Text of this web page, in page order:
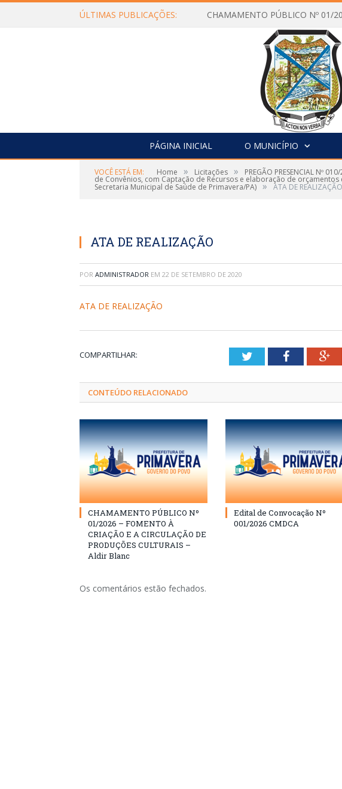
ÚLTIMAS PUBLICAÇÕES:
PÁGINA INICIAL O MUNICÍPIO
VOCÊ ESTÁ EM: Home » Licitações » PREGÃO PRESENCIAL Nº
de Convênios, com Captação de Recursos e elaboração de
Secretaria Municipal de Saúde de Primavera/PA) » ATA DE REALIZAÇÃO
ATA DE REALIZAÇÃO
POR ADMINISTRADOR EM 22 DE SETEMBRO DE 2020
ATA DE REALIZAÇÃO
COMPARTILHAR: TwitterFacebook
CONTEÚDO RELACIONADO
CHAMAMENTO PÚBLICO Nº
01/2026 – FOMENTO À
CRIAÇÃO E A CIRCULAÇÃO DE
PRODUÇÕES CULTURAIS –
Aldir Blanc
Edital de Convocação Nº
001/2026 CMDCA
Os comentários estão fechados.